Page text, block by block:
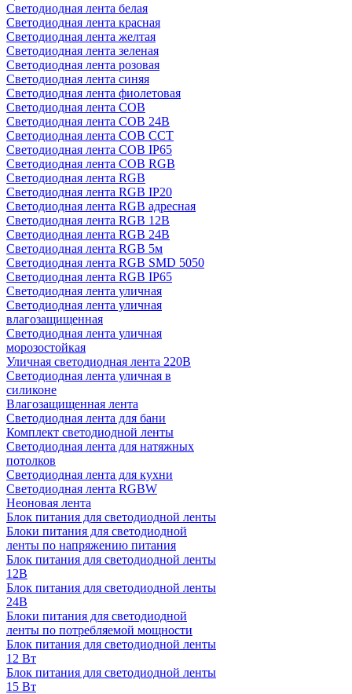
Светодиодная лента белая
Светодиодная лента красная
Светодиодная лента желтая
Светодиодная лента зеленая
Светодиодная лента розовая
Светодиодная лента синяя
Светодиодная лента фиолетовая
Светодиодная лента COB
Светодиодная лента COB 24В
Светодиодная лента COB CCT
Светодиодная лента COB IP65
Светодиодная лента COB RGB
Светодиодная лента RGB
Светодиодная лента RGB IP20
Светодиодная лента RGB адресная
Светодиодная лента RGB 12В
Светодиодная лента RGB 24В
Светодиодная лента RGB 5м
Светодиодная лента RGB SMD 5050
Светодиодная лента RGB IP65
Светодиодная лента уличная
Светодиодная лента уличная
влагозащищенная
Светодиодная лента уличная
морозостойкая
Уличная светодиодная лента 220В
Светодиодная лента уличная в
силиконе
Влагозащищенная лента
Светодиодная лента для бани
Комплект светодиодной ленты
Светодиодная лента для натяжных
потолков
Светодиодная лента для кухни
Светодиодная лента RGBW
Неоновая лента
Блок питания для светодиодной ленты
Блоки питания для светодиодной
ленты по напряжению питания
Блок питания для светодиодной ленты
12В
Блок питания для светодиодной ленты
24В
Блоки питания для светодиодной
ленты по потребляемой мощности
Блок питания для светодиодной ленты
12 Вт
Блок питания для светодиодной ленты
15 Вт